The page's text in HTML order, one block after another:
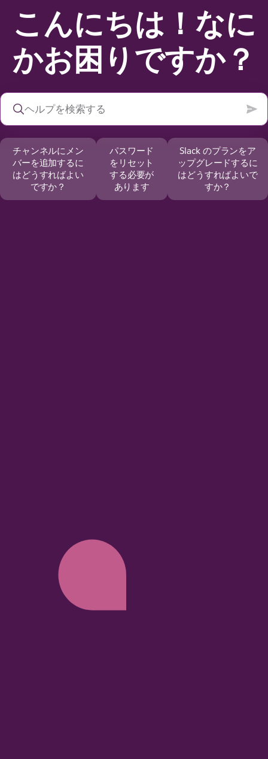
こんにちは！なに
かお困りですか？
チャンネルにメン
バーを追加するに
はどうすればよい
ですか？
パスワード
をリセット
する必要が
あります
Slack のプランをア
ップグレードするに
はどうすればよいで
すか？